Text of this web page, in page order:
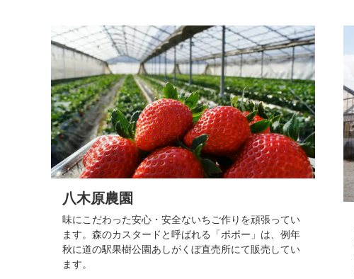
八木原農園
味にこだわった安心・安全ないちご作りを頑張ってい
ます。森のカスタードと呼ばれる「ポポー」は、例年
秋に道の駅果樹公園あしがくぼ直売所にて販売してい
ます。